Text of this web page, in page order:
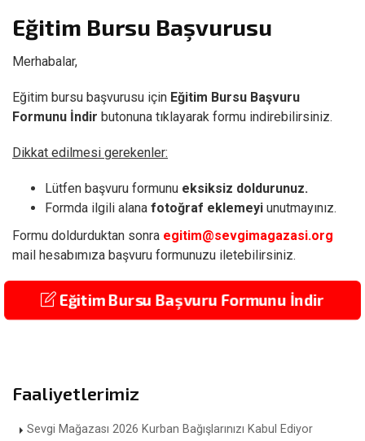
Eğitim Bursu Başvurusu
Merhabalar,
Eğitim bursu başvurusu için Eğitim Bursu Başvuru
Formunu İndir butonuna tıklayarak formu indirebilirsiniz.
Dikkat edilmesi gerekenler:
Lütfen başvuru formunu eksiksiz doldurunuz.
Formda ilgili alana fotoğraf eklemeyi unutmayınız.
Formu doldurduktan sonra egitim@sevgimagazasi.org
mail hesabımıza başvuru formunuzu iletebilirsiniz.
Eğitim Bursu Başvuru Formunu İndir
Faaliyetlerimiz
Sevgi Mağazası 2026 Kurban Bağışlarınızı Kabul Ediyor